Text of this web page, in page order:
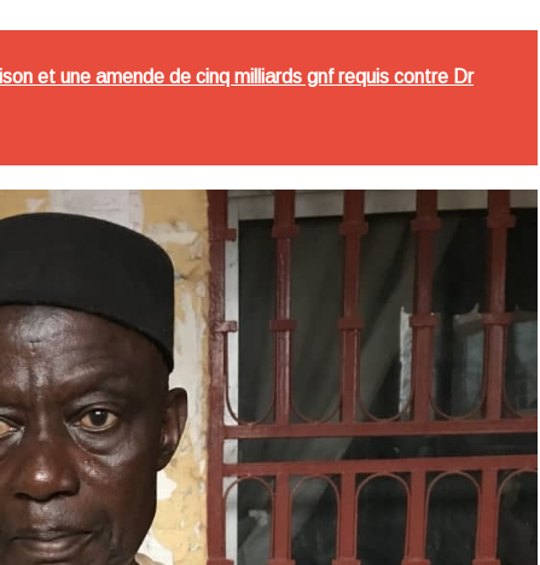
et une amende de cinq milliards gnf requis contre Dr